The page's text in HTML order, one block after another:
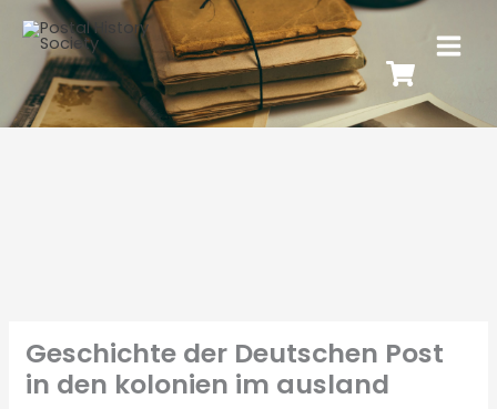
Geschichte der Deutschen Post
in den kolonien im ausland